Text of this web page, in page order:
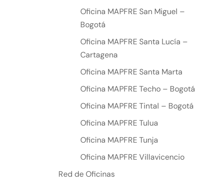
Oficina MAPFRE San Miguel –
Bogotá
Oficina MAPFRE Santa Lucía –
Cartagena
Oficina MAPFRE Santa Marta
Oficina MAPFRE Techo – Bogotá
Oficina MAPFRE Tintal – Bogotá
Oficina MAPFRE Tulua
Oficina MAPFRE Tunja
Oficina MAPFRE Villavicencio
Red de Oficinas